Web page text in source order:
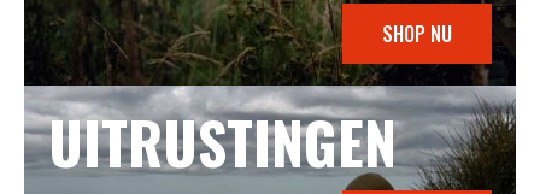
SHOP NU
UITRUSTINGEN